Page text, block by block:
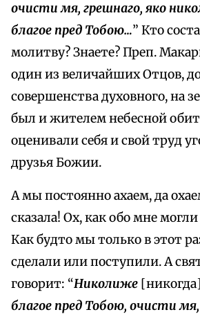
очисти мя, грешнаго, яко
благое пред Тобою…” Кто
молитву? Знаете? Преп.
один из величайших Отцов,
совершенства духовного, на
был и жителем небесной
оценивали себя и свой труд
друзья Божии.
А мы постоянно ахаем, да
сказала! Ох, как обо мне
Как будто мы только в этот
сделали или поступили. А
говорит: “Николиже [никогда]
благое пред Тобою, очисти